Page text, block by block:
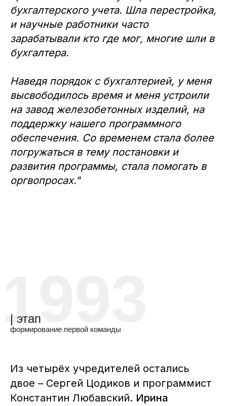
бухгалтерского учета. Шла перестройка,
и научные работники часто
зарабатывали кто где мог, многие шли в
бухгалтера.
Наведя порядок с бухгалтерией, у меня
высвободилось время и меня устроили
на завод железобетонных изделий, на
поддержку нашего программного
обеспечения. Со временем стала более
погружаться в тему постановки и
развития программы, стала помогать в
оргвопросах."
1993
| этап
формирование первой команды
Из четырёх учредителей остались
двое – Сергей Цодиков и программист
Константин Любавский. Ирина